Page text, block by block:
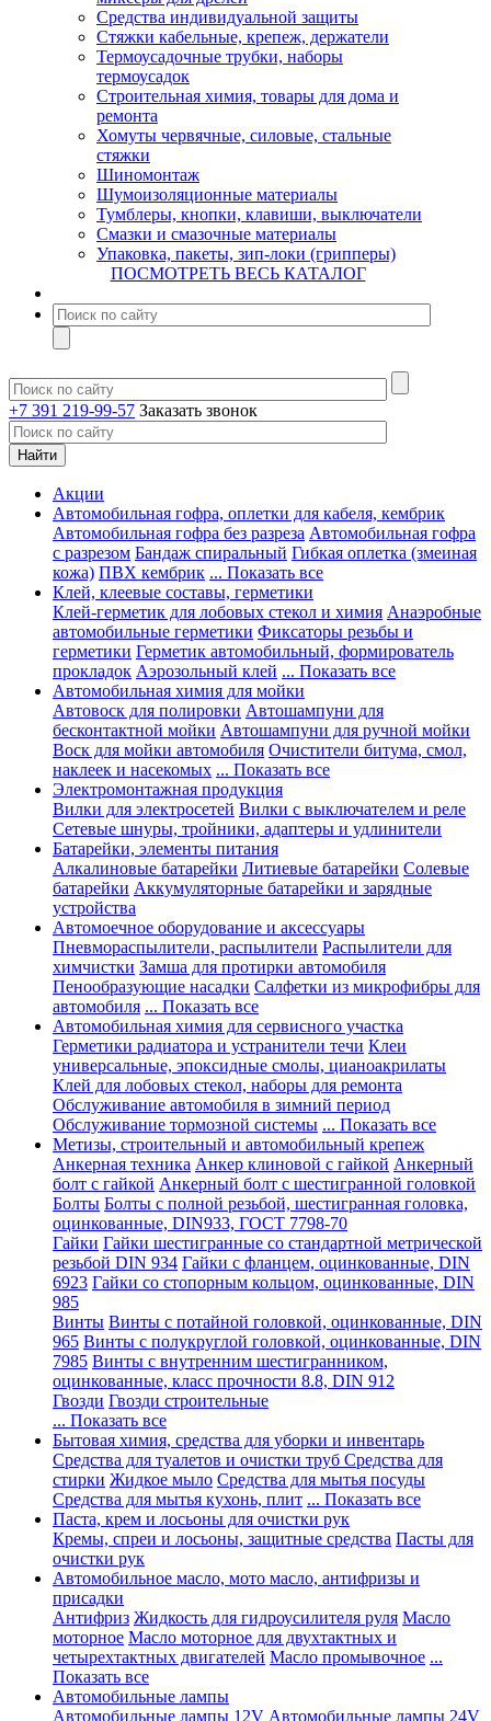
Средства индивидуальной защиты
Стяжки кабельные, крепеж, держатели
Термоусадочные трубки, наборы
термоусадок
Строительная химия, товары для дома и
ремонта
Хомуты червячные, силовые, стальные
стяжки
Шиномонтаж
Шумоизоляционные материалы
Тумблеры, кнопки, клавиши, выключатели
Смазки и смазочные материалы
Упаковка, пакеты, зип-локи (грипперы)
ПОСМОТРЕТЬ ВЕСЬ КАТАЛОГ
+7 391 219-99-57 Заказать звонок
Акции
Автомобильная гофра, оплетки для кабеля, кембрик
Автомобильная гофра без разреза Автомобильная гофра
с разрезом Бандаж спиральный Гибкая оплетка (змеиная
кожа) ПВХ кембрик ... Показать все
Клей, клеевые составы, герметики
Клей-герметик для лобовых стекол и химия Анаэробные
автомобильные герметики Фиксаторы резьбы и
герметики Герметик автомобильный, формирователь
прокладок Аэрозольный клей ... Показать все
Автомобильная химия для мойки
Автовоск для полировки Автошампуни для
бесконтактной мойки Автошампуни для ручной мойки
Воск для мойки автомобиля Очистители битума, смол,
наклеек и насекомых ... Показать все
Электромонтажная продукция
Вилки для электросетей Вилки с выключателем и реле
Сетевые шнуры, тройники, адаптеры и удлинители
Батарейки, элементы питания
Алкалиновые батарейки Литиевые батарейки Солевые
батарейки Аккумуляторные батарейки и зарядные
устройства
Автомоечное оборудование и аксессуары
Пневмораспылители, распылители Распылители для
химчистки Замша для протирки автомобиля
Пенообразующие насадки Салфетки из микрофибры для
автомобиля ... Показать все
Автомобильная химия для сервисного участка
Герметики радиатора и устранители течи Клеи
универсальные, эпоксидные смолы, цианоакрилаты
Клей для лобовых стекол, наборы для ремонта
Обслуживание автомобиля в зимний период
Обслуживание тормозной системы ... Показать все
Метизы, строительный и автомобильный крепеж
Анкерная техника Анкер клиновой с гайкой Анкерный
болт с гайкой Анкерный болт с шестигранной головкой
Болты Болты с полной резьбой, шестигранная головка,
оцинкованные, DIN933, ГОСТ 7798-70
Гайки Гайки шестигранные со стандартной метрической
резьбой DIN 934 Гайки с фланцем, оцинкованные, DIN
6923 Гайки со стопорным кольцом, оцинкованные, DIN
985
Винты Винты с потайной головкой, оцинкованные, DIN
965 Винты с полукруглой головкой, оцинкованные, DIN
7985 Винты с внутренним шестигранником,
оцинкованные, класс прочности 8.8, DIN 912
Гвозди Гвозди строительные
... Показать все
Бытовая химия, средства для уборки и инвентарь
Средства для туалетов и очистки труб Средства для
стирки Жидкое мыло Средства для мытья посуды
Средства для мытья кухонь, плит ... Показать все
Паста, крем и лосьоны для очистки рук
Кремы, спреи и лосьоны, защитные средства Пасты для
очистки рук
Автомобильное масло, мото масло, антифризы и
присадки
Антифриз Жидкость для гидроусилителя руля Масло
моторное Масло моторное для двухтактных и
четырехтактных двигателей Масло промывочное ...
Показать все
Автомобильные лампы
Автомобильные лампы 12V Автомобильные лампы 24V